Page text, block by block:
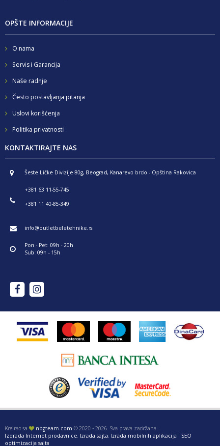
OPŠTE INFORMACIJE
O nama
Servis i Garancija
Naše radnje
Često postavljanja pitanja
Uslovi korišćenja
Politika privatnosti
KONTAKTIRAJTE NAS
Šeste Ličke Divizije 80g, Beograd, Kanarevo brdo - Opština Rakovica
+381 63 11-55-745
+381 11 40-85-349
info@outletbeletehnike.rs
Pon - Pet: 09h - 20h
Sub: 09h - 15h
Kreirao sa nbgteam.com © 2020 - 2026. Sva prava zadržana.
Izdrada Internet prodavnice, Izrada sajta, Izrada mobilnih aplikacija i SEO
optimizacija sajta